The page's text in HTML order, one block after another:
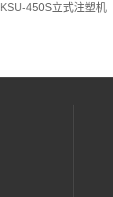
KSU-450S立式注塑机